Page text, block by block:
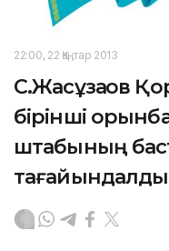
22:00, 22 Қаңтар 2013
С.Жасұзақов
бірінші
штабының
тағайындалды